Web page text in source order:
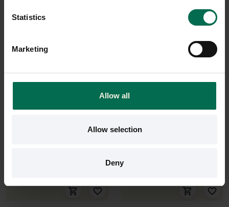
Statistics
Marketing
Allow all
Allow selection
Deny
3200 kr
C02
C02